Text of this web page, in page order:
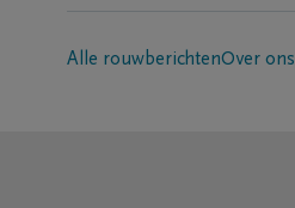
Alle rouwberichtenOver ons